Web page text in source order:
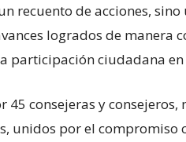
recuento de acciones, sino
logrados de manera
participación ciudadana
45 consejeras y consejeros,
unidos por el compromiso